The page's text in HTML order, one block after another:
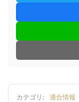
カテゴリ:
適合情報